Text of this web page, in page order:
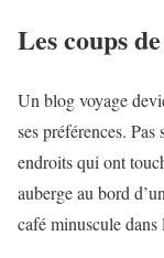
Les coups
Un blog voyage
ses préférences. Pas
endroits qui ont
auberge au bord
café minuscule